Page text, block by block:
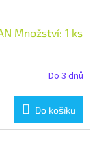
Množství: 1 ks
Do 3 dnů
Do košíku